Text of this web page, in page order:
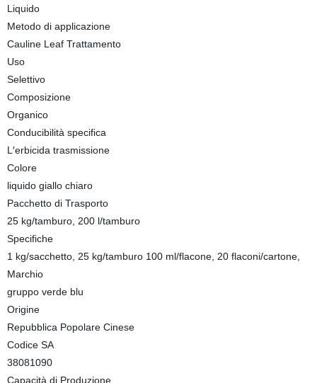
Liquido
Metodo di applicazione
Cauline Leaf Trattamento
Uso
Selettivo
Composizione
Organico
Conducibilità specifica
L′erbicida trasmissione
Colore
liquido giallo chiaro
Pacchetto di Trasporto
25 kg/tamburo, 200 l/tamburo
Specifiche
1 kg/sacchetto, 25 kg/tamburo 100 ml/flacone, 20 flaconi/cartone,
Marchio
gruppo verde blu
Origine
Repubblica Popolare Cinese
Codice SA
38081090
Capacità di Produzione